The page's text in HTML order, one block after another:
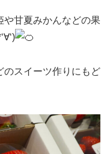
や甘夏みかんなどの果
のスイーツ作りにもど